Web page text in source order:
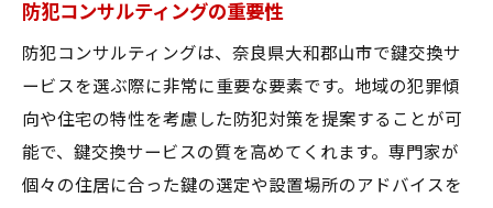
防犯コンサルティングの重要性
防犯コンサルティングは、奈良県大和郡山市で鍵交換サ
ービスを選ぶ際に非常に重要な要素です。地域の犯罪傾
向や住宅の特性を考慮した防犯対策を提案することが可
能で、鍵交換サービスの質を高めてくれます。専門家が
個々の住居に合った鍵の選定や設置場所のアドバイスを